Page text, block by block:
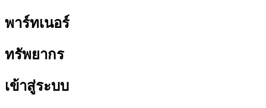
พาร์ทเนอร์​​
ทรัพยากร​​
เข้าสู่ระบบ​​